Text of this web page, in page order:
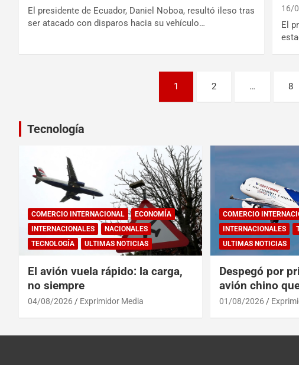
El presidente de Ecuador, Daniel Noboa, resultó ileso tras
ser atacado con disparos hacia su vehículo…
16/
El
1 2 … 8
Tecnología
COMERCIO INTERNACIONAL
ECONOMÍA
INTERNACIONALES
NACIONALES
TECNOLOGÍA
ULTIMAS NOTICIAS
El avión vuela rápido: la carga,
no siempre
04/08/2026 Exprimidor Media
COMERCIO
INTERNACIONALES
ULTIMAS NOTICIAS
Despegó por
avión chino
reinado del
01/08/2026